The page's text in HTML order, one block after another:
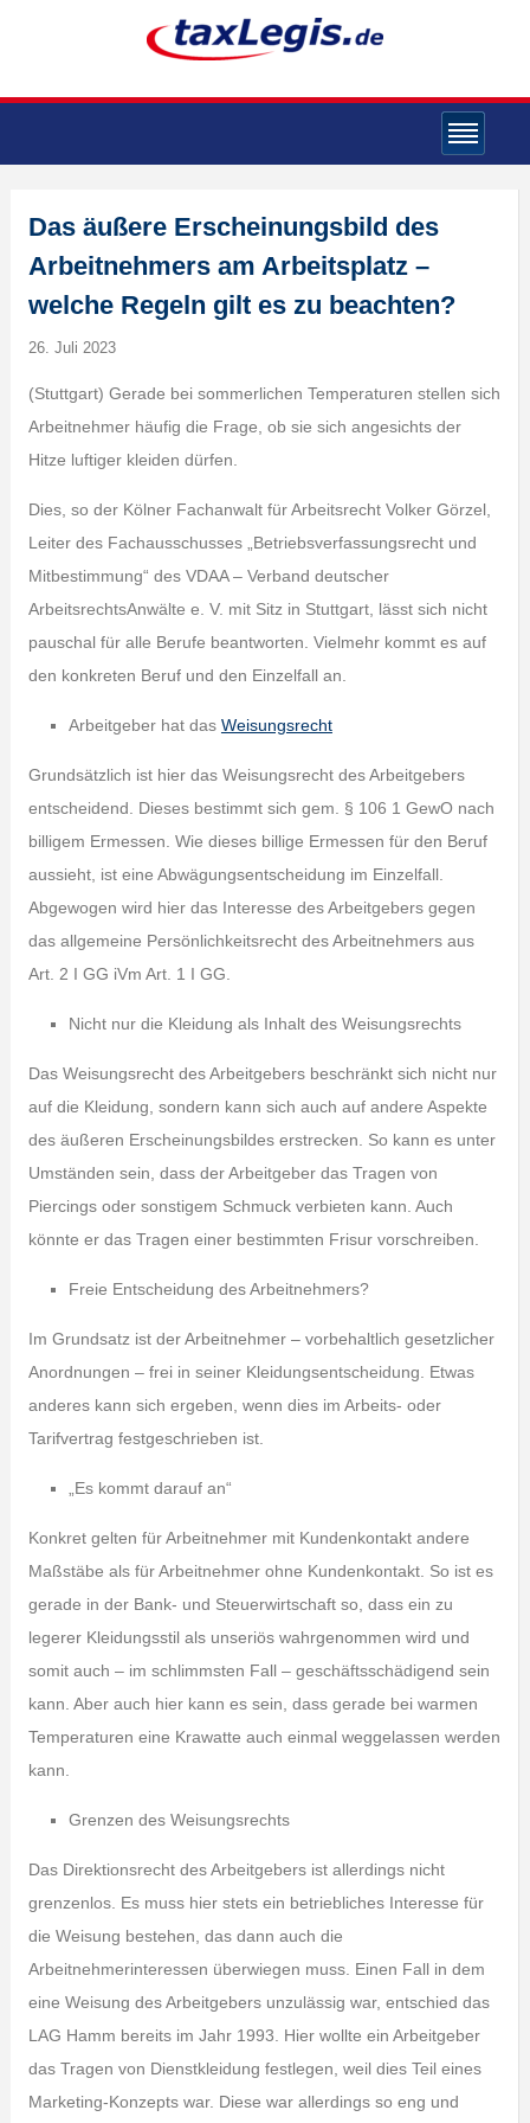
Das äußere Erscheinungsbild des
Arbeitnehmers am Arbeitsplatz –
welche Regeln gilt es zu beachten?
26. Juli 2023
(Stuttgart) Gerade bei sommerlichen Temperaturen stellen sich
Arbeitnehmer häufig die Frage, ob sie sich angesichts der
Hitze luftiger kleiden dürfen.
Dies, so der Kölner Fachanwalt für Arbeitsrecht Volker Görzel,
Leiter des Fachausschusses „Betriebsverfassungsrecht und
Mitbestimmung“ des VDAA – Verband deutscher
ArbeitsrechtsAnwälte e. V. mit Sitz in Stuttgart, lässt sich nicht
pauschal für alle Berufe beantworten. Vielmehr kommt es auf
den konkreten Beruf und den Einzelfall an.
Arbeitgeber hat das Weisungsrecht
Grundsätzlich ist hier das Weisungsrecht des Arbeitgebers
entscheidend. Dieses bestimmt sich gem. § 106 1 GewO nach
billigem Ermessen. Wie dieses billige Ermessen für den Beruf
aussieht, ist eine Abwägungsentscheidung im Einzelfall.
Abgewogen wird hier das Interesse des Arbeitgebers gegen
das allgemeine Persönlichkeitsrecht des Arbeitnehmers aus
Art. 2 I GG iVm Art. 1 I GG.
Nicht nur die Kleidung als Inhalt des Weisungsrechts
Das Weisungsrecht des Arbeitgebers beschränkt sich nicht nur
auf die Kleidung, sondern kann sich auch auf andere Aspekte
des äußeren Erscheinungsbildes erstrecken. So kann es unter
Umständen sein, dass der Arbeitgeber das Tragen von
Piercings oder sonstigem Schmuck verbieten kann. Auch
könnte er das Tragen einer bestimmten Frisur vorschreiben.
Freie Entscheidung des Arbeitnehmers?
Im Grundsatz ist der Arbeitnehmer – vorbehaltlich gesetzlicher
Anordnungen – frei in seiner Kleidungsentscheidung. Etwas
anderes kann sich ergeben, wenn dies im Arbeits- oder
Tarifvertrag festgeschrieben ist.
„Es kommt darauf an“
Konkret gelten für Arbeitnehmer mit Kundenkontakt andere
Maßstäbe als für Arbeitnehmer ohne Kundenkontakt. So ist es
gerade in der Bank- und Steuerwirtschaft so, dass ein zu
legerer Kleidungsstil als unseriös wahrgenommen wird und
somit auch – im schlimmsten Fall – geschäftsschädigend sein
kann. Aber auch hier kann es sein, dass gerade bei warmen
Temperaturen eine Krawatte auch einmal weggelassen werden
kann.
Grenzen des Weisungsrechts
Das Direktionsrecht des Arbeitgebers ist allerdings nicht
grenzenlos. Es muss hier stets ein betriebliches Interesse für
die Weisung bestehen, das dann auch die
Arbeitnehmerinteressen überwiegen muss. Einen Fall in dem
eine Weisung des Arbeitgebers unzulässig war, entschied das
LAG Hamm bereits im Jahr 1993. Hier wollte ein Arbeitgeber
das Tragen von Dienstkleidung festlegen, weil dies Teil eines
Marketing-Konzepts war. Diese war allerdings so eng und